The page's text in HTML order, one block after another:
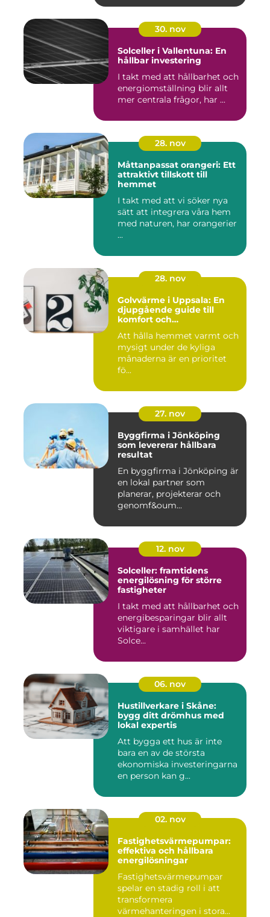
30. nov
Solceller i Vallentuna: En
hållbar investering
I takt med att hållbarhet och
energiomställning blir allt
mer centrala frågor, har ...
28. nov
Måttanpassat orangeri: Ett
attraktivt tillskott till
hemmet
I takt med att vi söker nya
sätt att integrera våra hem
med naturen, har orangerier
...
28. nov
Golvvärme i Uppsala: En
djupgående guide till
komfort och
Att hålla hemmet varmt och
mysigt under de kyliga
månaderna är en prioritet
fö...
27. nov
Byggfirma i Jönköping
som levererar hållbara
resultat
En byggfirma i Jönköping är
en lokal partner som
planerar, projekterar och
genomf&oum...
12. nov
Solceller: framtidens
energilösning för större
fastigheter
I takt med att hållbarhet och
energibesparingar blir allt
viktigare i samhället har
Solce...
06. nov
Hustillverkare i Skåne:
bygg ditt drömhus med
lokal expertis
Att bygga ett hus är inte
bara en av de största
ekonomiska investeringarna
en person kan g...
02. nov
Fastighetsvärmepumpar:
effektiva och hållbara
energilösningar
Fastighetsvärmepumpar
spelar en stadig roll i att
transformera
värmehanteringen i stora